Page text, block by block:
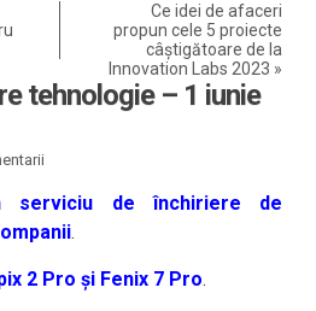
Ce idei de afaceri
propun cele 5 proiecte
câștigătoare de la
Innovation Labs 2023 »
tehnologie – 1 iunie
serviciu de închiriere de
.
2 Pro și Fenix 7 Pro.